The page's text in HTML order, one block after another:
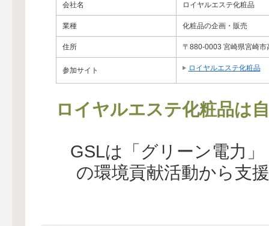
会社名 ロイヤルエステ化粧品
業種 化粧品の企画・販売
住所 〒880-0003 宮崎県宮崎市
参加サイト ロイヤルエステ化粧品
ロイヤルエステ化粧品は
GSLは「グリーン電力
の環境貢献活動から支